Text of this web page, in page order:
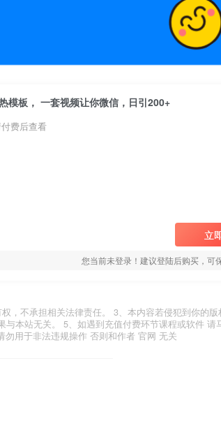
模板， 一套视频让你微信，日引200+
费后查看
立
您当前未登录！建议登陆后购买，可
，不承担相关法律责任。 3、本内容若侵犯到你的
本站无关。 5、如遇到充值付费环节课程或软件 请
用于非法违规操作 否则和作者 官网 无关